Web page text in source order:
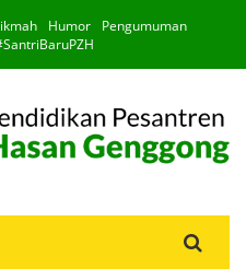
Humor
Pengumuman
for: